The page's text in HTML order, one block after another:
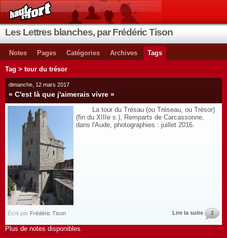
Les Lettres blanches, par Frédéric Tison
Notes Pages Catégories Archives Tags
Tag > tour du trésor
dimanche, 12 mars 2017
« C'est là que j'aimerais vivre »
La tour du Trésau (ou Tréseau, ou Trésor)
(fin du XIIIe s.), Remparts de Carcassonne,
dans l'Aude, photographies : juillet 2016.
Écrit par Frédéric Tison Lire la suite 2
Plus de notes disponibles.